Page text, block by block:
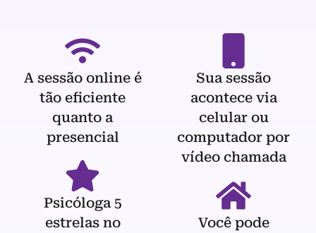
A sessão online é
tão eficiente
quanto a
presencial
Psicóloga 5
estrelas no
Sua sessão
acontece via
celular ou
computador por
vídeo chamada
Você pode